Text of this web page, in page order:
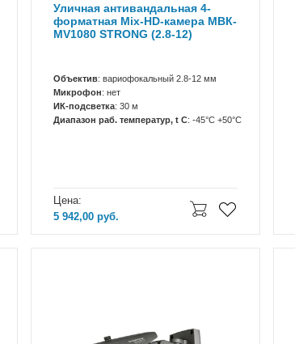
Уличная антивандальная 4-
форматная Mix-HD-камера МВК-
МV1080 STRONG (2.8-12)
Объектив: вариофокальный 2.8-12 мм
Микрофон: нет
ИК-подсветка: 30 м
Диапазон раб. температур, t C: -45°С +50°С
Цена:
5 942,00руб.